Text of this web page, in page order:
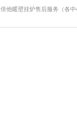
倍他暖壁挂炉售后服务（各